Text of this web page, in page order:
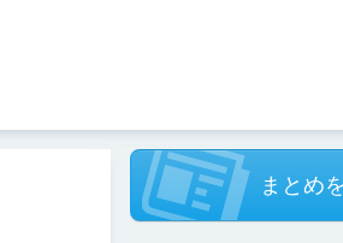
まとめ